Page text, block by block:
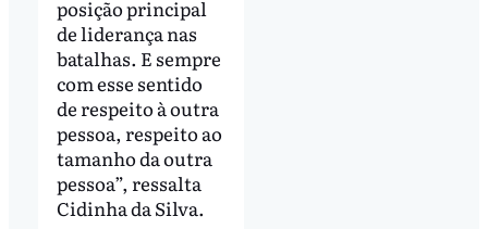
posição principal
de liderança nas
batalhas. E sempre
com esse sentido
de respeito à outra
pessoa, respeito ao
tamanho da outra
pessoa”, ressalta
Cidinha da Silva.